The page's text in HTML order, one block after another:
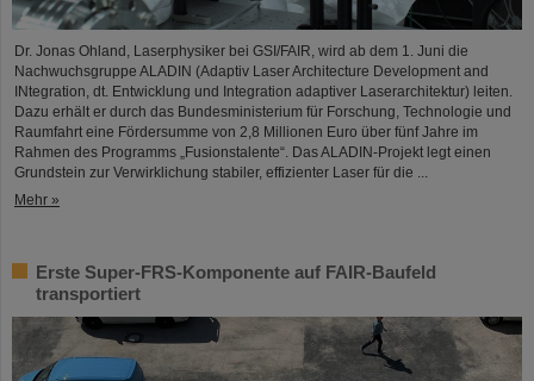
Dr. Jonas Ohland, Laserphysiker bei GSI/FAIR, wird ab dem 1. Juni die
Nachwuchsgruppe ALADIN (Adaptiv Laser Architecture Development and
INtegration, dt. Entwicklung und Integration adaptiver Laserarchitektur) leiten.
Dazu erhält er durch das Bundesministerium für Forschung, Technologie und
Raumfahrt eine Fördersumme von 2,8 Millionen Euro über fünf Jahre im
Rahmen des Programms „Fusionstalente“. Das ALADIN-Projekt legt einen
Grundstein zur Verwirklichung stabiler, effizienter Laser für die ...
Mehr »
Erste Super-FRS-Komponente auf FAIR-Baufeld
transportiert